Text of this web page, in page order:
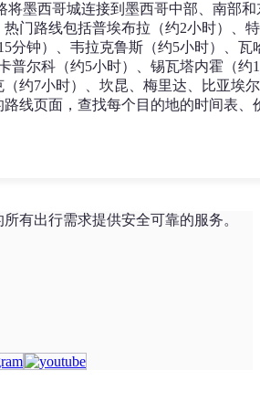
将墨西哥城连接到墨西哥中部、南部和
热门路线包括普埃布拉（约2小时）、
分钟）、韦拉克鲁斯（约5小时）、瓦
普尔科（约5小时）、锡瓦塔内霍（约
约7小时）、坎昆、梅里达、比亚埃
线页面，查找每个目的地的时间表、
有出行需求提供安全可靠的服务。